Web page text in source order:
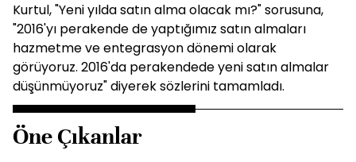
Kurtul, "Yeni yılda satın alma olacak mı?" sorusuna,
"2016'yı perakende de yaptığımız satın almaları
hazmetme ve entegrasyon dönemi olarak
görüyoruz. 2016'da perakendede yeni satın almalar
düşünmüyoruz" diyerek sözlerini tamamladı.
Öne Çıkanlar